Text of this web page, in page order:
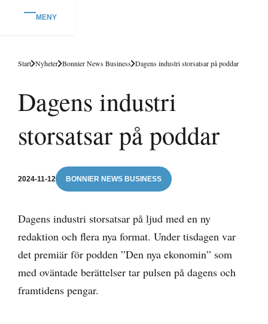
MENY
Start Nyheter Bonnier News Business Dagens industri storsatsar på poddar
Dagens industri
storsatsar på poddar
2024-11-12 BONNIER NEWS BUSINESS
Dagens industri storsatsar på ljud med en ny
redaktion och flera nya format. Under tisdagen var
det premiär för podden ”Den nya ekonomin” som
med oväntade berättelser tar pulsen på dagens och
framtidens pengar.